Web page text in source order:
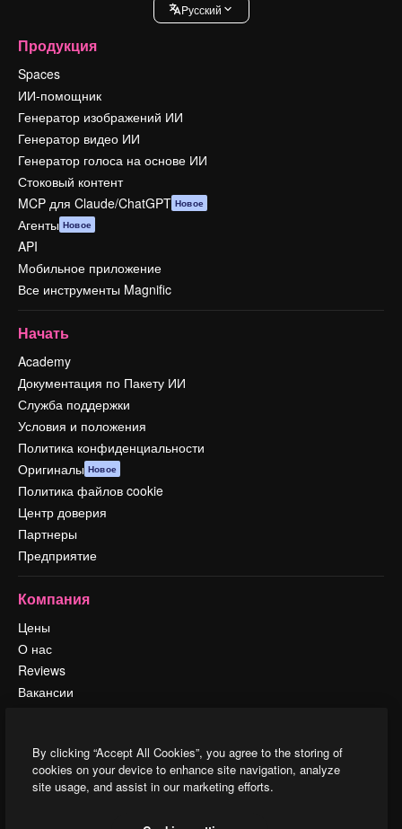
Pусский
Продукция
Spaces
ИИ-помощник
Генератор изображений ИИ
Генератор видео ИИ
Генератор голоса на основе ИИ
Стоковый контент
MCP для Claude/ChatGPT Новое
Агенты Новое
API
Мобильное приложение
Все инструменты Magnific
Начать
Academy
Документация по Пакету ИИ
Служба поддержки
Условия и положения
Политика конфиденциальности
Оригиналы Новое
Политика файлов cookie
Центр доверия
Партнеры
Предприятие
Компания
Цены
О нас
Reviews
Вакансии
События
Slidesgo
Продайте свой контент
By clicking “Accept All Cookies”, you agree to the storing of
cookies on your device to enhance site navigation, analyze
site usage, and assist in our marketing efforts.